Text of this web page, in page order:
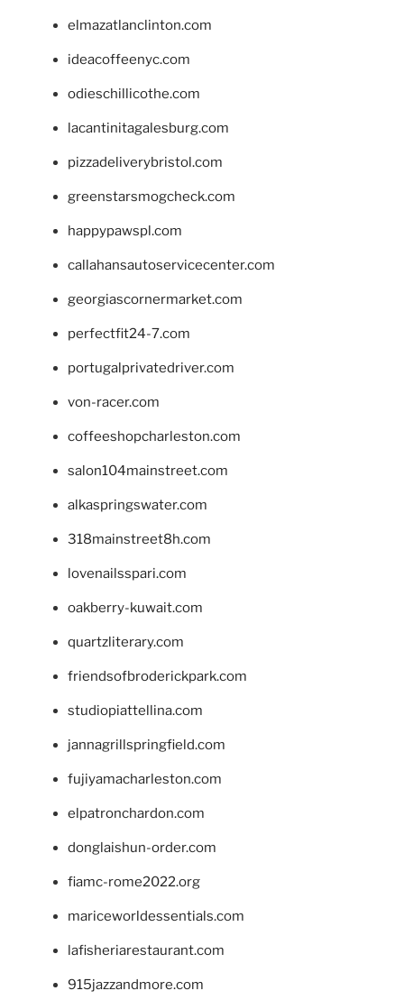
elmazatlanclinton.com
ideacoffeenyc.com
odieschillicothe.com
lacantinitagalesburg.com
pizzadeliverybristol.com
greenstarsmogcheck.com
happypawspl.com
callahansautoservicecenter.com
georgiascornermarket.com
perfectfit24-7.com
portugalprivatedriver.com
von-racer.com
coffeeshopcharleston.com
salon104mainstreet.com
alkaspringswater.com
318mainstreet8h.com
lovenailsspari.com
oakberry-kuwait.com
quartzliterary.com
friendsofbroderickpark.com
studiopiattellina.com
jannagrillspringfield.com
fujiyamacharleston.com
elpatronchardon.com
donglaishun-order.com
fiamc-rome2022.org
mariceworldessentials.com
lafisheriarestaurant.com
915jazzandmore.com